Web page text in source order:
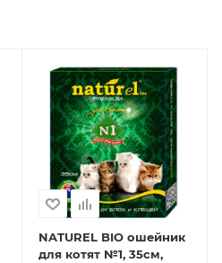
NATUREL BIO ошейник
для котят №1, 35см,